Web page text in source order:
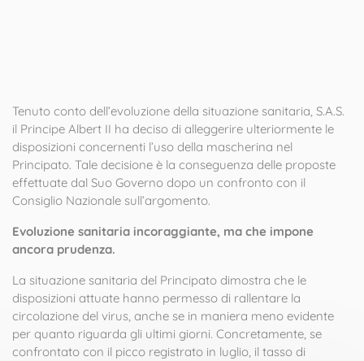
Tenuto conto dell’evoluzione della situazione sanitaria, S.A.S.
il Principe Albert II ha deciso di alleggerire ulteriormente le
disposizioni concernenti l’uso della mascherina nel
Principato. Tale decisione è la conseguenza delle proposte
effettuate dal Suo Governo dopo un confronto con il
Consiglio Nazionale sull’argomento.
Evoluzione sanitaria incoraggiante, ma che impone
ancora prudenza.
La situazione sanitaria del Principato dimostra che le
disposizioni attuate hanno permesso di rallentare la
circolazione del virus, anche se in maniera meno evidente
per quanto riguarda gli ultimi giorni. Concretamente, se
confrontato con il picco registrato in luglio, il tasso di